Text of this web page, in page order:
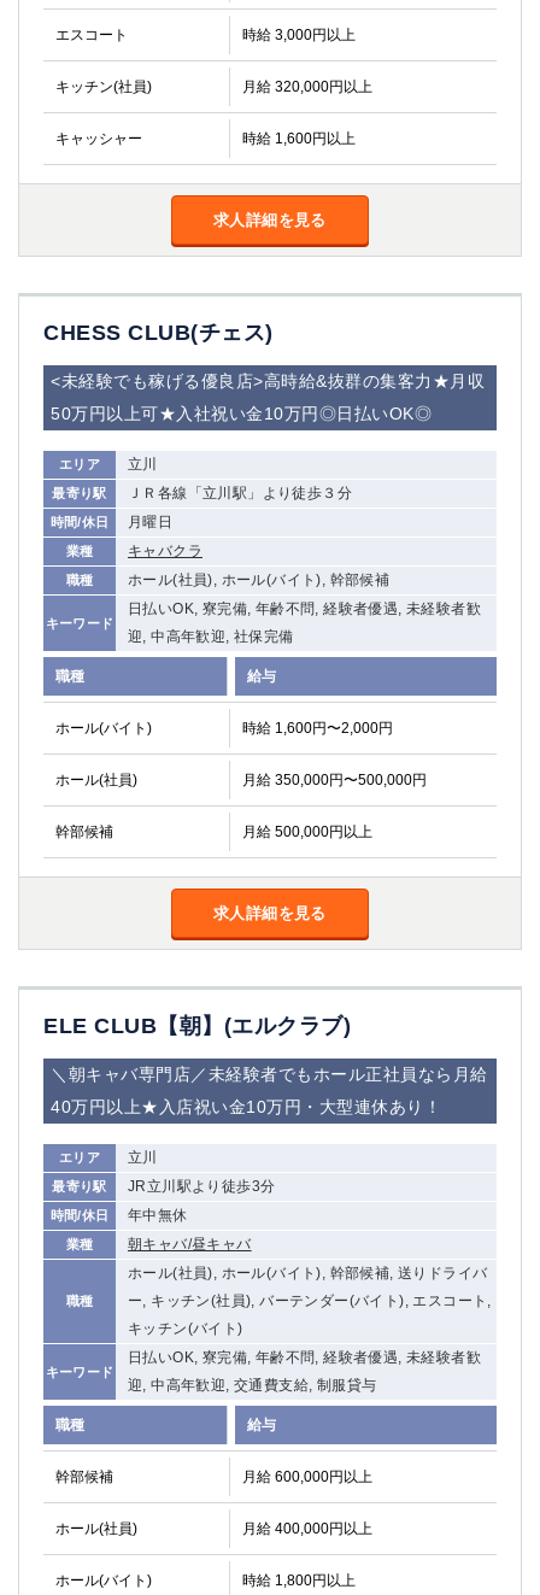
エスコート 時給 3,000円以上
キッチン(社員) 月給 320,000円以上
キャッシャー 時給 1,600円以上
求人詳細を見る
CHESS CLUB(チェス)
<未経験でも稼げる優良店>高時給&抜群の集客力★月収
50万円以上可★入社祝い金10万円◎日払いOK◎
エリア 立川
最寄り駅 ＪＲ各線「立川駅」より徒歩３分
時間/休日 月曜日
業種 キャバクラ
職種 ホール(社員), ホール(バイト), 幹部候補
キーワード
日払いOK, 寮完備, 年齢不問, 経験者優遇, 未経験者歓
迎, 中高年歓迎, 社保完備
職種 給与
ホール(バイト) 時給 1,600円〜2,000円
ホール(社員) 月給 350,000円〜500,000円
幹部候補 月給 500,000円以上
求人詳細を見る
ELE CLUB【朝】(エルクラブ)
＼朝キャバ専門店／未経験者でもホール正社員なら月給
40万円以上★入店祝い金10万円・大型連休あり！
エリア 立川
最寄り駅 JR立川駅より徒歩3分
時間/休日 年中無休
業種 朝キャバ/昼キャバ
職種
ホール(社員), ホール(バイト), 幹部候補, 送りドライバ
ー, キッチン(社員), バーテンダー(バイト), エスコート,
キッチン(バイト)
キーワード
日払いOK, 寮完備, 年齢不問, 経験者優遇, 未経験者歓
迎, 中高年歓迎, 交通費支給, 制服貸与
職種 給与
幹部候補 月給 600,000円以上
ホール(社員) 月給 400,000円以上
ホール(バイト) 時給 1,800円以上
大泉学園
下赤塚
竹ノ塚
三鷹
新小岩
幡ヶ谷
祖師ヶ谷大蔵
小岩
久米川
西麻布
五井
川崎
溝の口
本厚木
新横浜
藤沢
武蔵小杉
小田原
関内・馬車道・日ノ出町
元住吉
戸塚
たまプラーザ
大船
相模原
厚木
横須賀
桜木町
大宮
南越谷
所沢
熊谷
獨協大学前＜草加松原＞ 北浦和（西口）
川口
千葉県
船橋
津田沼
成田
千葉
柏（西口）
柏（東口）
下総中山
茂原
八千代台
本八幡
浦安
栃木県
宇都宮
小山
東武宇都宮（宇都宮西口）
茨城県
群馬県